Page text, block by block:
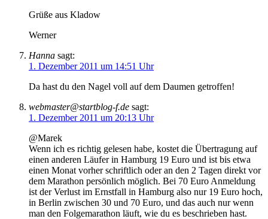
Grüße aus Kladow
Werner
Hanna sagt:
1. Dezember 2011 um 14:51 Uhr
Da hast du den Nagel voll auf dem Daumen getroffen!
webmaster@startblog-f.de sagt:
1. Dezember 2011 um 20:13 Uhr
@Marek
Wenn ich es richtig gelesen habe, kostet die Übertragung auf
einen anderen Läufer in Hamburg 19 Euro und ist bis etwa
einen Monat vorher schriftlich oder an den 2 Tagen direkt vor
dem Marathon persönlich möglich. Bei 70 Euro Anmeldung
ist der Verlust im Ernstfall in Hamburg also nur 19 Euro hoch,
in Berlin zwischen 30 und 70 Euro, und das auch nur wenn
man den Folgemarathon läuft, wie du es beschrieben hast.